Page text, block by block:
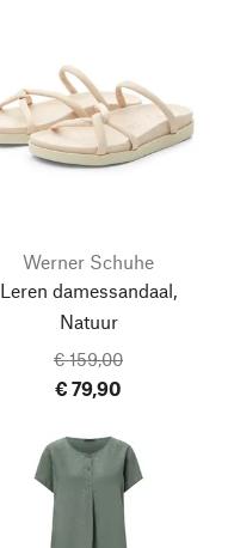
Werner Schuhe
Leren damessandaal,
Natuur
€ 159,00
€ 79,90